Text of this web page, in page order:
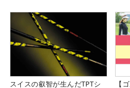
スイスの叡智が生んだTPTシ
【